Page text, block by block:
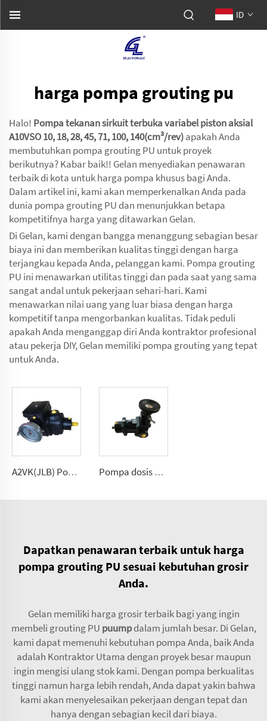
ID
harga pompa grouting pu
Halo! Pompa tekanan sirkuit terbuka variabel piston aksial
A10VSO 10, 18, 28, 45, 71, 100, 140(cm³/rev)apakah Anda
membutuhkan pompa grouting PU untuk proyek
berikutnya? Kabar baik!! Gelan menyediakan penawaran
terbaik di kota untuk harga pompa khusus bagi Anda.
Dalam artikel ini, kami akan memperkenalkan Anda pada
dunia pompa grouting PU dan menunjukkan betapa
kompetitifnya harga yang ditawarkan Gelan.
Di Gelan, kami dengan bangga menanggung sebagian besar
biaya ini dan memberikan kualitas tinggi dengan harga
terjangkau kepada Anda, pelanggan kami. Pompa grouting
PU ini menawarkan utilitas tinggi dan pada saat yang sama
sangat andal untuk pekerjaan sehari-hari. Kami
menawarkan nilai uang yang luar biasa dengan harga
kompetitif tanpa mengorbankan kualitas. Tidak peduli
apakah Anda menganggap diri Anda kontraktor profesional
atau pekerja DIY, Gelan memiliki pompa grouting yang tepat
untuk Anda.
A2VK(JLB) Pompa pengukur tekanan tinggi untuk PU 5, 12, 28, 55, 107, 225(cmᶟ ⁄rev) Pompa dosis poliuretan A7VK untuk mesin busa Ukuran 12, 28
Dapatkan penawaran terbaik untuk harga
pompa grouting PU sesuai kebutuhan grosir
Anda.
Gelan memiliki harga grosir terbaik bagi yang ingin
membeli grouting PU puumpdalam jumlah besar. Di Gelan,
kami dapat memenuhi kebutuhan pompa Anda, baik Anda
adalah Kontraktor Utama dengan proyek besar maupun
ingin mengisi ulang stok kami. Dengan pompa berkualitas
tinggi namun harga lebih rendah, Anda dapat yakin bahwa
kami akan menyelesaikan pekerjaan dengan tepat dan
hanya dengan sebagian kecil dari biaya.